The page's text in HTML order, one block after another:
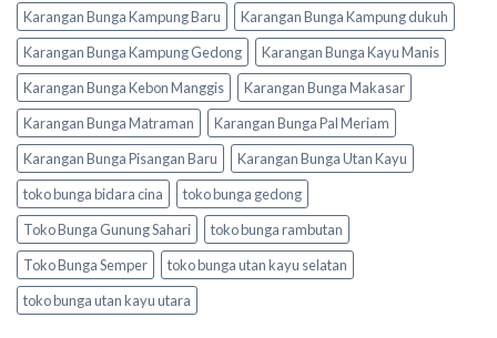
Karangan Bunga Kampung Baru
Karangan Bunga Kampung dukuh
Karangan Bunga Kampung Gedong
Karangan Bunga Kayu Manis
Karangan Bunga Kebon Manggis
Karangan Bunga Makasar
Karangan Bunga Matraman
Karangan Bunga Pal Meriam
Karangan Bunga Pisangan Baru
Karangan Bunga Utan Kayu
toko bunga bidara cina
toko bunga gedong
Toko Bunga Gunung Sahari
toko bunga rambutan
Toko Bunga Semper
toko bunga utan kayu selatan
toko bunga utan kayu utara